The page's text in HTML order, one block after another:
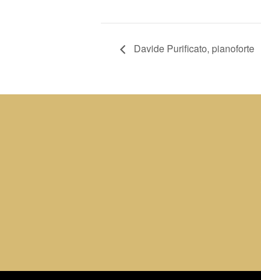
Davide Purificato, pianoforte